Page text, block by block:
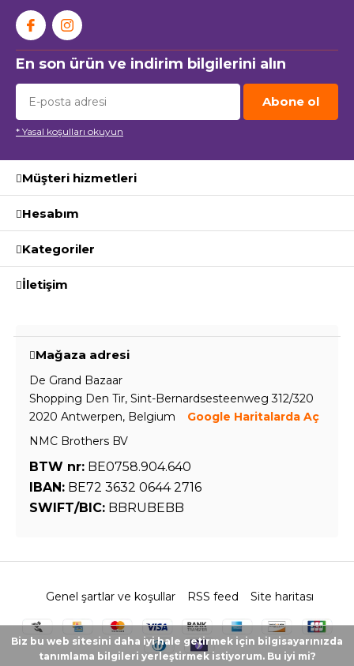
En son ürün ve indirim bilgilerini alın
Abone ol
* Yasal koşulları okuyun
Müşteri hizmetleri
Hesabım
Kategoriler
İletişim
Mağaza adresi
De Grand Bazaar
Shopping Den Tir, Sint-Bernardsesteenweg 312/320
2020 Antwerpen, Belgium
Google Haritalarda Aç
NMC Brothers BV
BTW nr: BE0758.904.640
IBAN: BE72 3632 0644 2716
SWIFT/BIC: BBRUBEBB
Genel şartlar ve koşullar RSS feed Site haritası
Biz bu web sitesini daha iyi hale getirmek için bilgisayarınızda
tanımlama bilgileri yerleştirmek istiyorum. Bu iyi mi?